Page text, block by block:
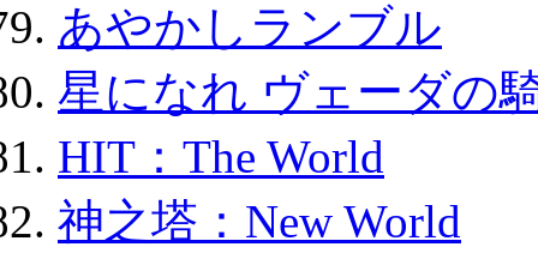
あやかしランブル
星になれ ヴェーダの
HIT：The World
神之塔：New World